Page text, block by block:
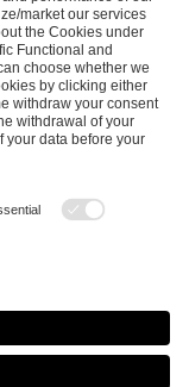
Terms of Use
Whistleblowing